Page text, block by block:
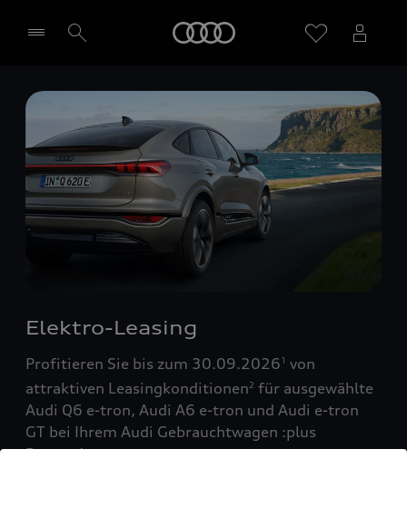
Händler wählen
Elektro-Leasing
Profitieren Sie bis zum 30.09.20261 von
attraktiven Leasingkonditionen2 für ausgewählte
Audi Q6 e-tron, Audi A6 e-tron und Audi e-tron
GT bei Ihrem Audi Gebrauchtwagen :plus
Partner!